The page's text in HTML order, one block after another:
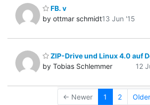
FB. v
by ottmar schmidt13 Jun '15
ZIP-Drive und Linux 4.0 auf
by Tobias Schlemmer
12
← Newer 1 2